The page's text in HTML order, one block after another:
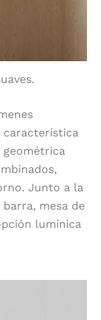
característica
geométrica
Junto a la
mesa de
lumínica